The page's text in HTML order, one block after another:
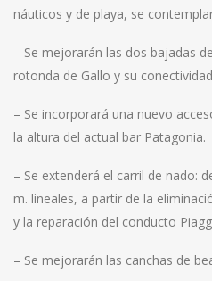
náuticos y de playa, se
– Se mejorarán las dos bajadas
rotonda de Gallo y su
– Se incorporará una nuevo
la altura del actual bar Patagonia.
– Se extenderá el carril de nado:
m. lineales, a partir de la
y la reparación del conducto
– Se mejorarán las canchas de